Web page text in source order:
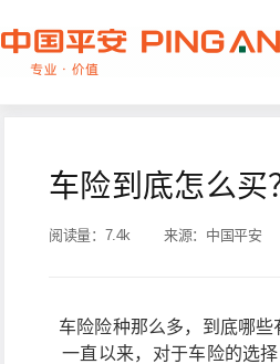
车险到底怎么
阅读量： 7.4k 来源： 中国平安
车险险种那么多，到底哪
一直以来，对于车险的选